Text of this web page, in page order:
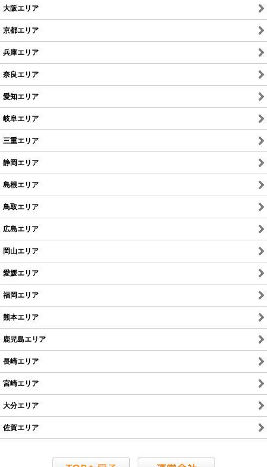
大阪エリア
京都エリア
兵庫エリア
奈良エリア
愛知エリア
岐阜エリア
三重エリア
静岡エリア
島根エリア
鳥取エリア
広島エリア
岡山エリア
愛媛エリア
福岡エリア
熊本エリア
鹿児島エリア
長崎エリア
宮崎エリア
大分エリア
佐賀エリア